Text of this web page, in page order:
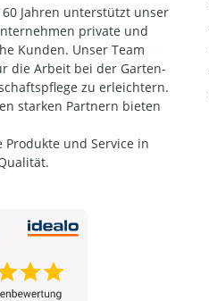
Jahren unterstützt unser
private und
Kunden. Unser Team
die Arbeit bei der Garten-
zu erleichtern.
starken Partnern bieten
Produkte und Service in